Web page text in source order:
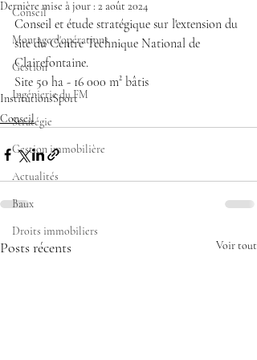
Conseil
Montage d'opérations
Gestion
Ingénierie du FM
Stratégie
Gestion immobilière
Actualités
Baux
Droits immobiliers
Dernière mise à jour : 2 août 2024
Conseil et étude stratégique sur l'extension du
site du Centre Technique National de
Clairefontaine.
Site 50 ha - 16 000 m² bâtis
InstitutionsSport
Conseil
Posts récents Voir tout